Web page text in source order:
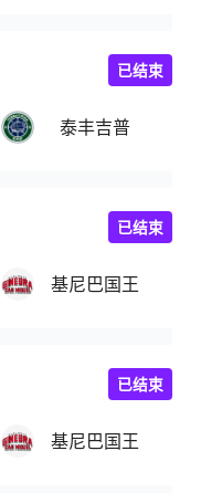
泰丰吉普
已结束
基尼巴国王
已结束
基尼巴国王
已结束